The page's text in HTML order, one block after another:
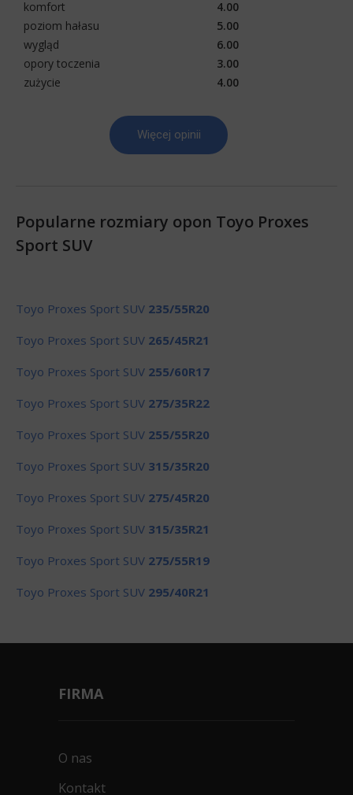
komfort
4.00
poziom hałasu
5.00
wygląd
6.00
opory toczenia
3.00
zużycie
4.00
Więcej opinii
Popularne rozmiary opon Toyo Proxes
Sport SUV
Toyo Proxes Sport SUV 235/55R20
Toyo Proxes Sport SUV 265/45R21
Toyo Proxes Sport SUV 255/60R17
Toyo Proxes Sport SUV 275/35R22
Toyo Proxes Sport SUV 255/55R20
Toyo Proxes Sport SUV 315/35R20
Toyo Proxes Sport SUV 275/45R20
Toyo Proxes Sport SUV 315/35R21
Toyo Proxes Sport SUV 275/55R19
Toyo Proxes Sport SUV 295/40R21
FIRMA
O nas
Kontakt